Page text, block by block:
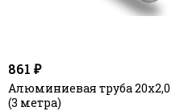
861 ₽
Алюминиевая труба 20х2,0
(3 метра)